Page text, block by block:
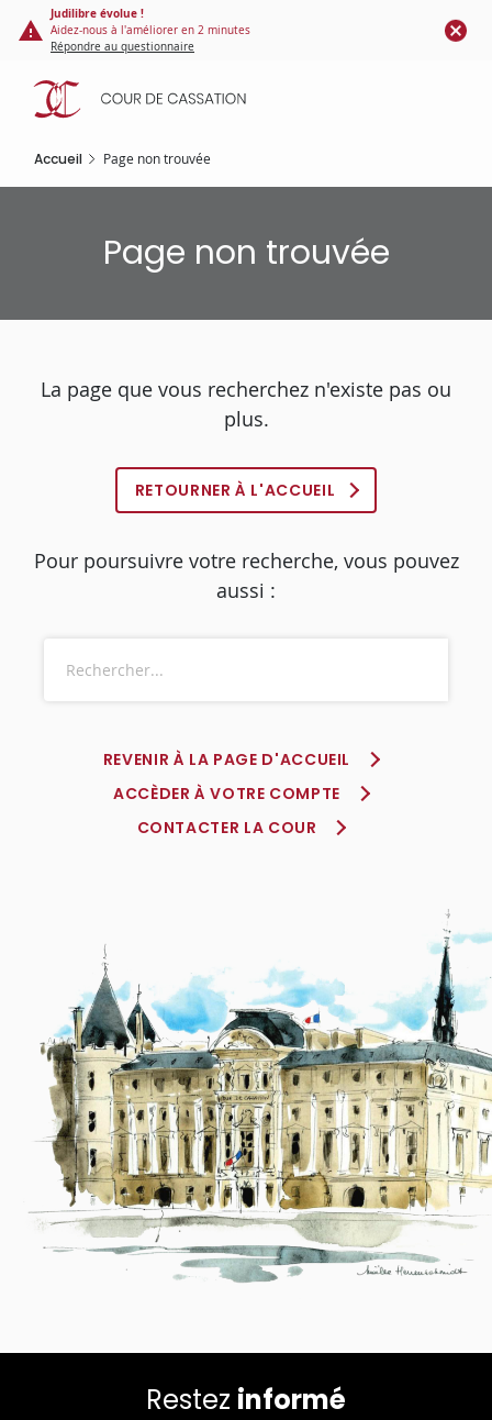
Panneau de gestion des cookies
contenu
principal
Judilibre évolue !
Aidez-nous à l'améliorer en 2 minutes
Répondre au questionnaire
Accueil Page non trouvée
Page non trouvée
La page que vous recherchez n'existe pas ou
plus.
RETOURNER À L'ACCUEIL
Pour poursuivre votre recherche, vous pouvez
aussi :
REVENIR À LA PAGE D'ACCUEIL
ACCÈDER À VOTRE COMPTE
CONTACTER LA COUR
Restez informé